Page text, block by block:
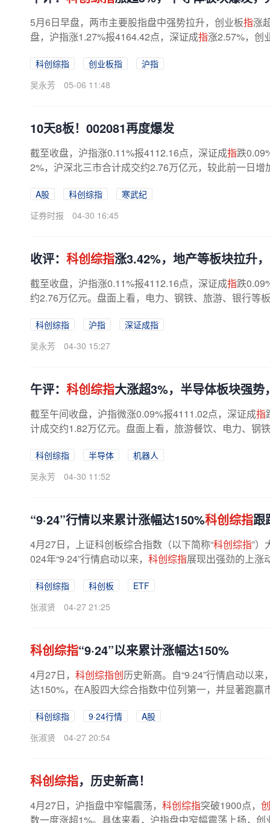
5月6日早盘，两市主要股指盘中强势拉升，创业板指涨
盘，沪指涨1.27%报4164.42点，深证成指涨2.57%，创
科创综指 创业板指
沪指
吴永芳
05-06 11:48
10天8板！002081再度爆发
截至收盘，沪指涨0.11%报4112.16点，深证成指跌
2%，沪深北三市合计成交约2.76万亿元，较此前一日
A股 科创综指
寒武纪
证券时报
04-30 16:45
收评： 科创综指涨3.42%，地产等板块拉升
截至收盘，沪指涨0.11%报4112.16点，深证成指跌
约2.76万亿元。盘面上看，电力、钢铁、旅游、银行等
科创综指 沪指
深证成指
吴永芳
04-30 15:27
午评： 科创综指大涨超3%，半导体板块强
截至午间收盘，沪指微涨0.09%报4111.02点，深证成指
计成交约1.82万亿元。盘面上看，旅游餐饮、电力、钢
科创综指 半导体
机器人
吴永芳
04-30 11:52
“9·24”行情以来累计涨幅达150%科创综指跟
4月27日，上证科创板综合指数（以下简称“科创综指”）
024年“9·24”行情启动以来， 科创综指展现出强劲的上涨
科创综指 科创板
ETF
张淑贤
04-27 21:25
科创综指“9·24”以来累计涨幅达150%
4月27日， 科创综指创历史新高。自“9·24”行情启动以来
达150%，在A股四大综合指数中位列第一，并显著跑赢
科创综指 9·24行情
A股
张淑贤
04-27 20:54
科创综指，历史新高！
4月27日，沪指盘中窄幅震荡， 科创综指突破1900点， 创
数一度涨超1%。具体来看，沪指盘中窄幅震荡上扬，创